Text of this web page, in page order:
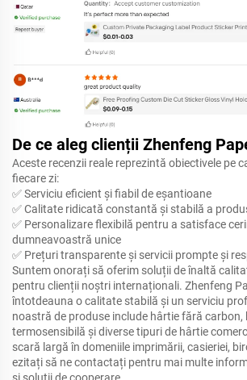
De ce aleg clienții Zhenfeng
Aceste recenzii reale reprezintă obiectivele pe
fiecare zi:
✅ Serviciu eficient și fiabil de eșantioane
✅ Calitate ridicată constantă și stabilă a
✅ Personalizare flexibilă pentru a satisface
dumneavoastră unice
✅ Prețuri transparente și servicii prompte și
Suntem onorați să oferim soluții de înaltă
pentru clienții noștri internaționali. Zhenfeng
întotdeauna o calitate stabilă și un serviciu
noastră de produse include hârtie fără carbon,
termosensibilă și diverse tipuri de hârtie
scară largă în domeniile imprimării, casieriei,
ezitați să ne contactați pentru mai multe